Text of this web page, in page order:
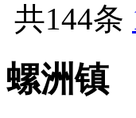
共144条
螺洲镇